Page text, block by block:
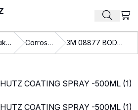
Zoek
Lakbeschermers Carrosserie bescherming 3M 08877 BODY SCHUTZ COATING SPRAY -500ML